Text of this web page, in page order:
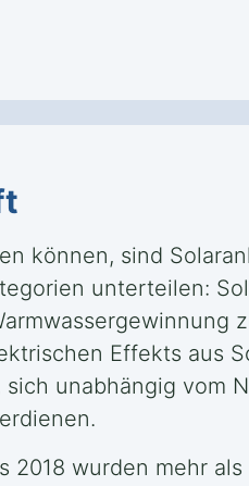
können, sind
unterteilen:
Effekts aus
unabhängig vom
wurden mehr als